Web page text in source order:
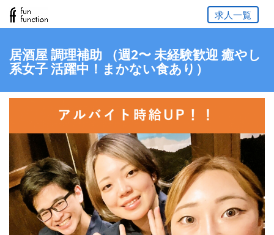
求人一覧
居酒屋 調理補助 （週2〜 未経験歓迎 癒やし
系女子 活躍中！まかない食あり）